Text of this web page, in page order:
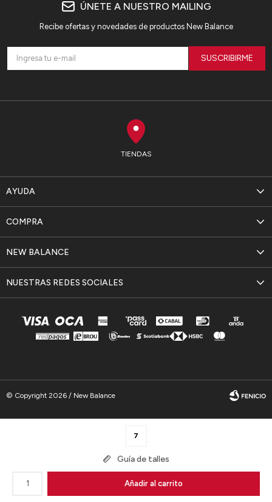
7
Guía de talles
1 Añadir al carrito
TIENDAS
AYUDA
NEW BALANCE
COMPRA
NUESTRAS REDES SOCIALES
ÚNETE A NUESTRO MAILING
Recibe ofertas y novedades de productos New Balance
SUSCRIBIRME
© Copyright 2026 / New Balance